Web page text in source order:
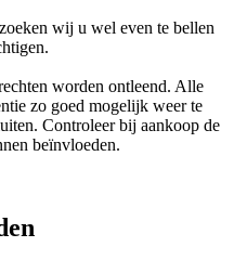
wij u wel even te bellen
worden ontleend. Alle
zo goed mogelijk weer te
Controleer bij aankoop de
beïnvloeden.